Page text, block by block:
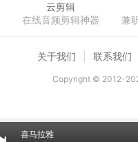
喜马拉雅
云剪辑
在线音频剪辑神器
兼
关于我们 联系我们
Copyright © 2012-